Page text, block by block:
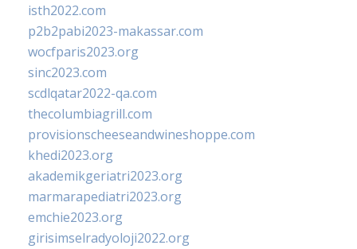
isth2022.com
p2b2pabi2023-makassar.com
wocfparis2023.org
sinc2023.com
scdlqatar2022-qa.com
thecolumbiagrill.com
provisionscheeseandwineshoppe.com
khedi2023.org
akademikgeriatri2023.org
marmarapediatri2023.org
emchie2023.org
girisimselradyoloji2022.org